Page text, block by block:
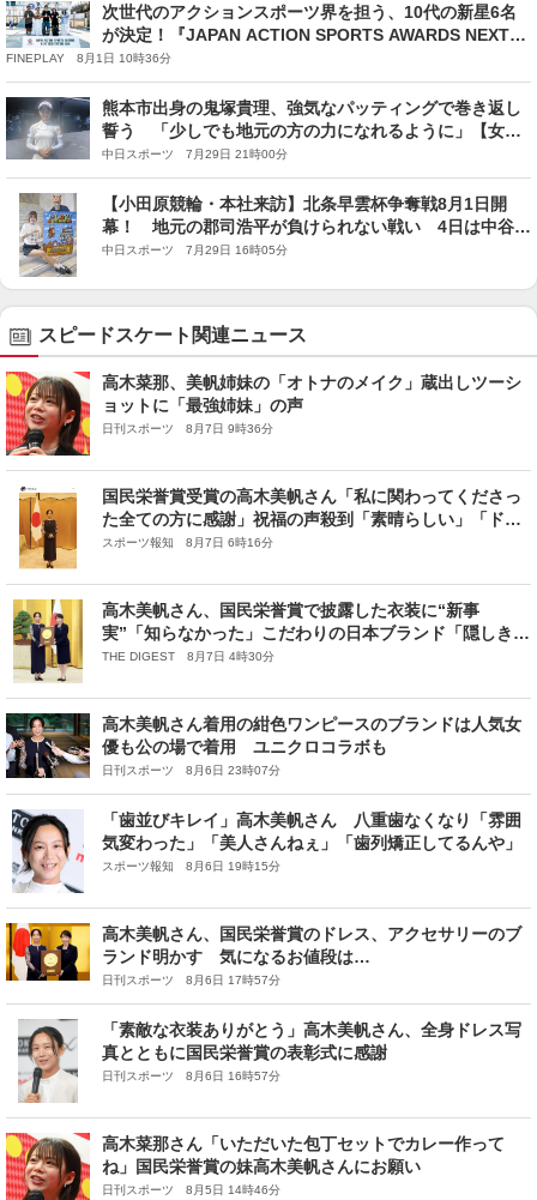
次世代のアクションスポーツ界を担う、10代の新星6名
が決定！『JAPAN ACTION SPORTS AWARDS NEXT
GENERATION 2026』
FINEPLAY 8月1日 10時36分
熊本市出身の鬼塚貴理、強気なパッティングで巻き返し
誓う 「少しでも地元の方の力になれるように」【女子
ゴルフ】
中日スポーツ 7月29日 21時00分
【小田原競輪・本社来訪】北条早雲杯争奪戦8月1日開
幕！ 地元の郡司浩平が負けられない戦い 4日は中谷潤
人トークショーも
中日スポーツ 7月29日 16時05分
スピードスケート関連ニュース
高木菜那、美帆姉妹の「オトナのメイク」蔵出しツーシ
ョットに「最強姉妹」の声
日刊スポーツ 8月7日 9時36分
国民栄誉賞受賞の高木美帆さん「私に関わってくださっ
た全ての方に感謝」祝福の声殺到「素晴らしい」「ドレ
スとってもお似合い」
スポーツ報知 8月7日 6時16分
高木美帆さん、国民栄誉賞で披露した衣装に“新事
実”「知らなかった」こだわりの日本ブランド「隠しきれ
ない気品が…」
THE DIGEST 8月7日 4時30分
高木美帆さん着用の紺色ワンピースのブランドは人気女
優も公の場で着用 ユニクロコラボも
日刊スポーツ 8月6日 23時07分
「歯並びキレイ」高木美帆さん 八重歯なくなり「雰囲
気変わった」「美人さんねぇ」「歯列矯正してるんや」
スポーツ報知 8月6日 19時15分
高木美帆さん、国民栄誉賞のドレス、アクセサリーのブ
ランド明かす 気になるお値段は…
日刊スポーツ 8月6日 17時57分
「素敵な衣装ありがとう」高木美帆さん、全身ドレス写
真とともに国民栄誉賞の表彰式に感謝
日刊スポーツ 8月6日 16時57分
高木菜那さん「いただいた包丁セットでカレー作って
ね」国民栄誉賞の妹高木美帆さんにお願い
日刊スポーツ 8月5日 14時46分